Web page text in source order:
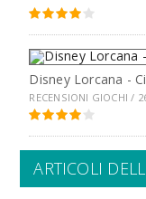
Disney Lorcana -
RECENSIONI GIOCHI /
ARTICOLI